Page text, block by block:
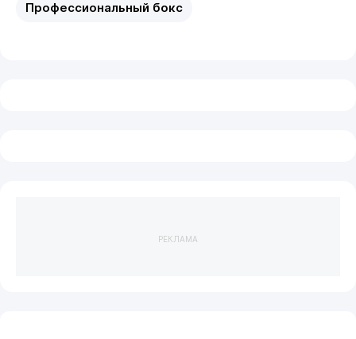
Профессиональный бокс
РЕКЛАМА